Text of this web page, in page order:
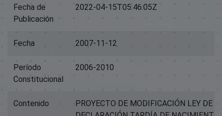
Fecha de
Publicación
2022-04-15T05:46:05Z
Fecha 2007-11-12
Período
Constitucional
2006-2010
Contenido
PROYECTO DE MODIFICACIÓN LEY DE